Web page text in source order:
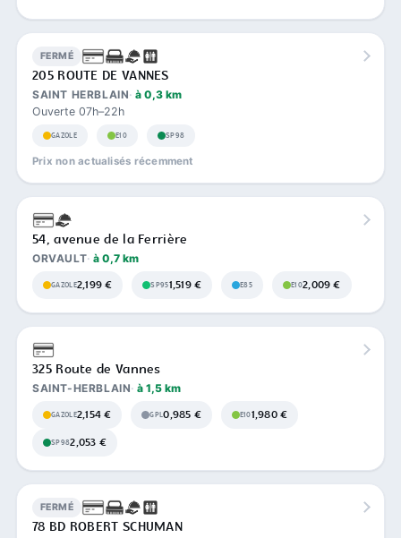
FERMÉ
205 ROUTE DE VANNES
SAINT HERBLAIN à 0,3 km
Ouverte 07h–22h
GAZOLE E10 SP98
Prix non actualisés récemment
54, avenue de la Ferrière
ORVAULT à 0,7 km
GAZOLE2,199 € SP951,519 € E85 E102,009 €
325 Route de Vannes
SAINT-HERBLAIN à 1,5 km
GAZOLE2,154 € GPL0,985 € E101,980 €
SP982,053 €
FERMÉ
78 BD ROBERT SCHUMAN